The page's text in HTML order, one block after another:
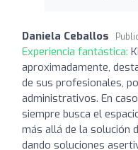
Daniela Ceballos
Experiencia fantástica:
aproximadamente,
de sus profesionales,
administrativos. En
siempre busca el
más allá de la solución
dando soluciones